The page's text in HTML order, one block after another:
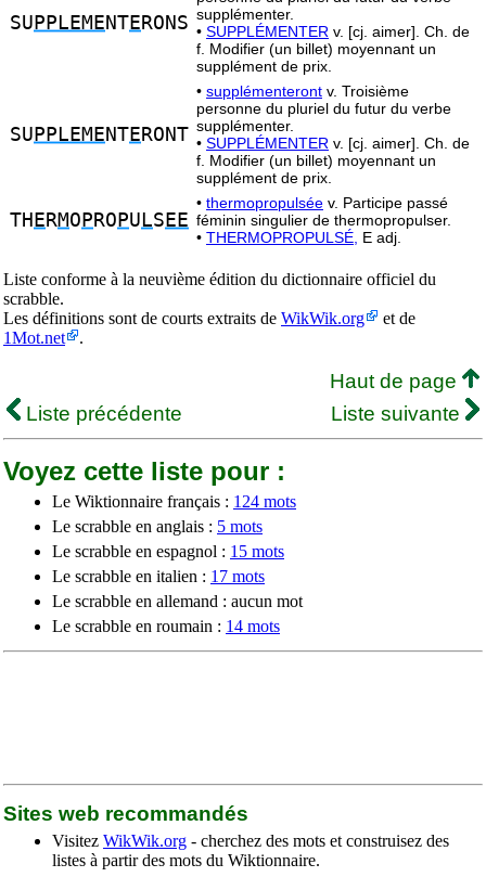
SU PPLEME NTE RONS supplémenter.
• SUPPLÉMENTER v. [cj. aimer]. Ch. de
f. Modifier (un billet) moyennant un
supplément de prix.
SU PPLEME NTE RONT
• supplémenteront v. Troisième
personne du pluriel du futur du verbe
supplémenter.
• SUPPLÉMENTER v. [cj. aimer]. Ch. de
f. Modifier (un billet) moyennant un
supplément de prix.
TH E RMO P RO PU LS EE
• thermopropulsée v. Participe passé
féminin singulier de thermopropulser.
• THERMOPROPULSÉ, E adj.
Liste conforme à la neuvième édition du dictionnaire officiel du
scrabble.
Les définitions sont de courts extraits de WikWik.org
et de
1Mot.net
.
Haut de page
Liste précédente
Liste suivante
Voyez cette liste pour :
Le Wiktionnaire français : 124 mots
Le scrabble en anglais : 5 mots
Le scrabble en espagnol : 15 mots
Le scrabble en italien : 17 mots
Le scrabble en allemand : aucun mot
Le scrabble en roumain : 14 mots
Sites web recommandés
Visitez WikWik.org - cherchez des mots et construisez des
listes à partir des mots du Wiktionnaire.